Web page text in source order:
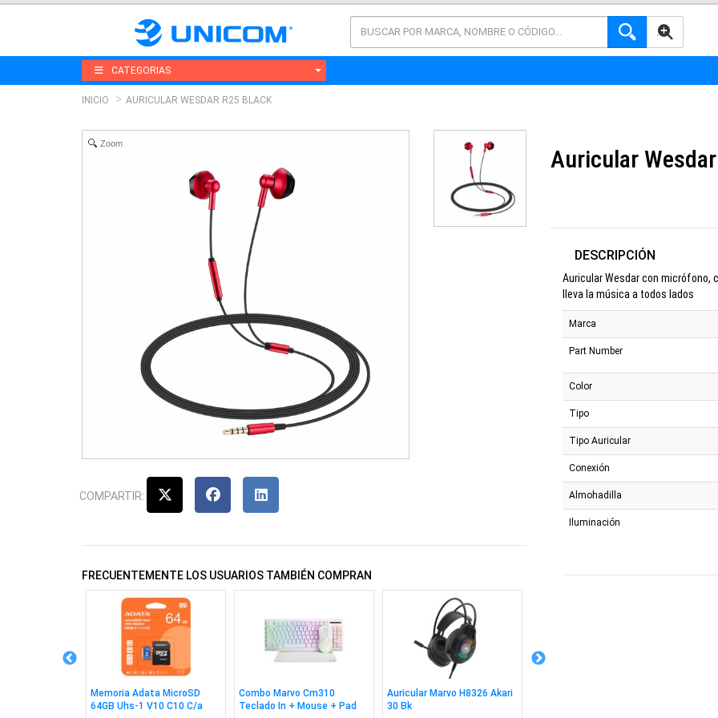
AVANZADA
CATEGORIAS
INICIO AURICULAR WESDAR R25 BLACK
Zoom
COMPARTIR:
FRECUENTEMENTE LOS USUARIOS TAMBIÉN COMPRAN
Memoria Adata MicroSD
64GB Uhs-1 V10 C10 C/a
Combo Marvo Cm310
Teclado In + Mouse + Pad
Auricular Marvo H8326 Akari
30 Bk
Auricular
DESCRIPCIÓN
Auricular Wesdar con micrófono,
lleva la música a todos lados
Marca
Part Number
Color
Tipo
Tipo Auricular
Conexión
Almohadilla
Iluminación